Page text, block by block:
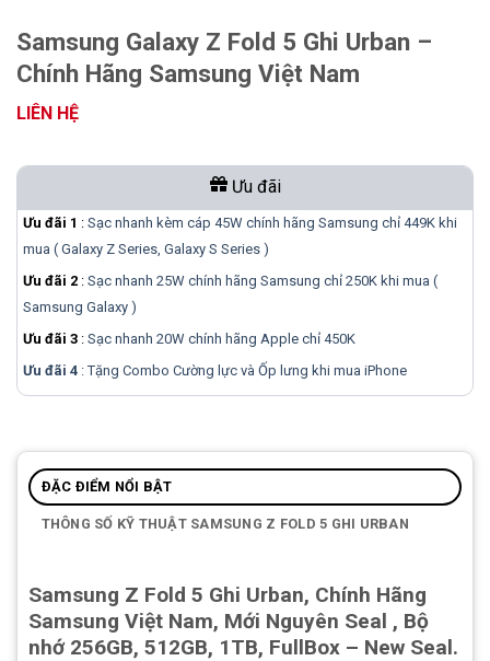
Samsung Galaxy Z Fold 5 Ghi Urban –
Chính Hãng Samsung Việt Nam
LIÊN HỆ
Ưu đãi
Ưu đãi 1 : Sạc nhanh kèm cáp 45W chính hãng Samsung chỉ 449K khi
mua ( Galaxy Z Series, Galaxy S Series )
Ưu đãi 2 : Sạc nhanh 25W chính hãng Samsung chỉ 250K khi mua (
Samsung Galaxy )
Ưu đãi 3 : Sạc nhanh 20W chính hãng Apple chỉ 450K
Ưu đãi 4 : Tặng Combo Cường lực và Ốp lưng khi mua iPhone
ĐẶC ĐIỂM NỔI BẬT
THÔNG SỐ KỸ THUẬT SAMSUNG Z FOLD 5 GHI URBAN
Samsung Z Fold 5 Ghi Urban, Chính Hãng
Samsung Việt Nam, Mới Nguyên Seal , Bộ
nhớ 256GB, 512GB, 1TB, FullBox – New Seal.